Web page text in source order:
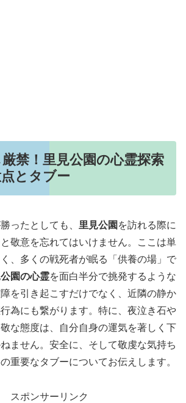
禁！里見公園の心霊探索
とタブー
ったとしても、 里見公園 を訪れる際に
敬意を忘れてはいけません。ここは単
、多くの戦死者が眠る「供養の場」で
園の心霊を面白半分で挑発するような
を引き起こすだけでなく、近隣の静か
為にも繋がります。特に、夜泣き石や
な態度は、自分自身の運気を著しく下
ません。安全に、そして敬虔な気持ち
重要なタブーについてお伝えします。
スポンサーリンク